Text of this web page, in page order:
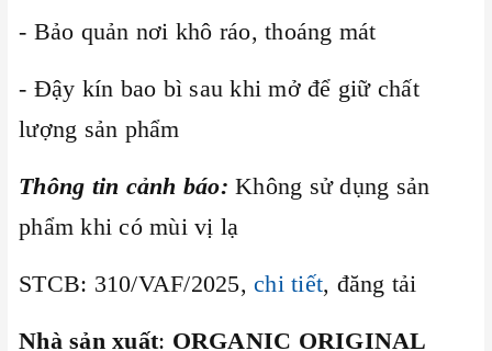
- Bảo quản nơi khô ráo, thoáng mát
- Đậy kín bao bì sau khi mở để giữ chất
lượng sản phẩm
Thông tin cảnh báo: Không sử dụng sản
phẩm khi có mùi vị lạ
STCB: 310/VAF/2025, chi tiết, đăng tải
Nhà sản xuất: ORGANIC ORIGINAL